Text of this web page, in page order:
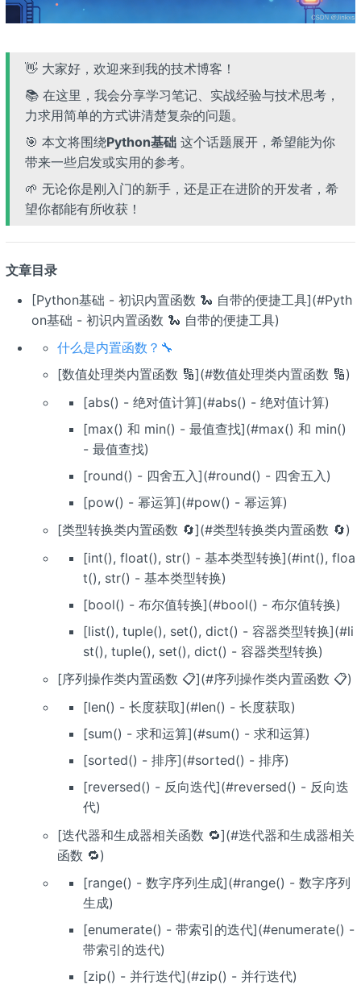
👋 大家好，欢迎来到我的技术博客！
📚 在这里，我会分享学习笔记、实战经验与技术思考，
力求用简单的方式讲清楚复杂的问题。
🎯 本文将围绕Python基础这个话题展开，希望能为你
带来一些启发或实用的参考。
🌱 无论你是刚入门的新手，还是正在进阶的开发者，希
望你都能有所收获！
文章目录
[Python基础 - 初识内置函数 🐍 自带的便捷工具](#Pyth
on基础 - 初识内置函数 🐍 自带的便捷工具)
什么是内置函数？🔧
[数值处理类内置函数 🔢](#数值处理类内置函数 🔢)
[abs() - 绝对值计算](#abs() - 绝对值计算)
[max() 和 min() - 最值查找](#max() 和 min()
- 最值查找)
[round() - 四舍五入](#round() - 四舍五入)
[pow() - 幂运算](#pow() - 幂运算)
[类型转换类内置函数 🔄](#类型转换类内置函数 🔄)
[int(), float(), str() - 基本类型转换](#int(), floa
t(), str() - 基本类型转换)
[bool() - 布尔值转换](#bool() - 布尔值转换)
[list(), tuple(), set(), dict() - 容器类型转换](#li
st(), tuple(), set(), dict() - 容器类型转换)
[序列操作类内置函数 📋](#序列操作类内置函数 📋)
[len() - 长度获取](#len() - 长度获取)
[sum() - 求和运算](#sum() - 求和运算)
[sorted() - 排序](#sorted() - 排序)
[reversed() - 反向迭代](#reversed() - 反向迭
代)
[迭代器和生成器相关函数 🔁](#迭代器和生成器相关
函数 🔁)
[range() - 数字序列生成](#range() - 数字序列
生成)
[enumerate() - 带索引的迭代](#enumerate() -
带索引的迭代)
[zip() - 并行迭代](#zip() - 并行迭代)